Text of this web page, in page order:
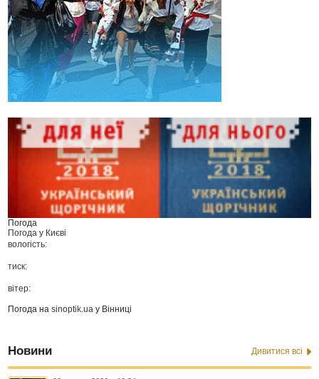
Погода
Погода у Києві
вологість:
тиск:
вітер:
Погода наsinoptik.ua у Вінниці
Новини Дивитися всі